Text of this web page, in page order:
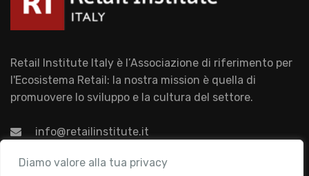
Diamo valore alla tua privacy
Retail Institute Italy è l’Associazione di riferimento per
l'Ecosistema Retail: la nostra mission è quella di
promuovere lo sviluppo e la cultura del settore.
info@retailinstitute.it
Associazione